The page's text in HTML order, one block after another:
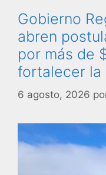
Gobierno
abren
por más de
fortalecer la
6 agosto, 2026